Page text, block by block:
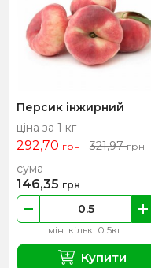
Персик інжирний
ціна за 1 кг
292,70 грн 321,97грн
мін. кільк. 0.5кг
сума
146,35 грн
Купити